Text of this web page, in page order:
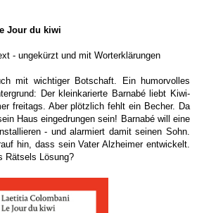
Jour du kiwi
- ungekürzt und mit Worterklärungen
mit wichtiger Botschaft. Ein humorvolles
Der kleinkarierte Barnabé liebt Kiwi-
freitags. Aber plötzlich fehlt ein Becher. Da
Haus eingedrungen sein! Barnabé will eine
- und alarmiert damit seinen Sohn.
hin, dass sein Vater Alzheimer entwickelt.
Rätsels Lösung?